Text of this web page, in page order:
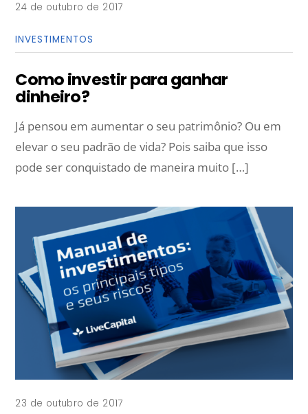
24 de outubro de 2017
INVESTIMENTOS
Como investir para ganhar
dinheiro?
Já pensou em aumentar o seu patrimônio? Ou em
elevar o seu padrão de vida? Pois saiba que isso
pode ser conquistado de maneira muito […]
23 de outubro de 2017